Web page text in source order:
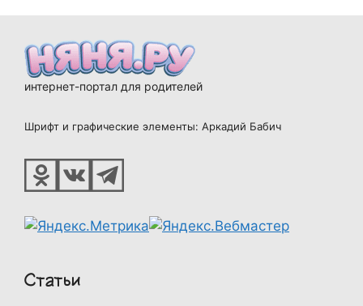
интернет-портал для родителей
Шрифт и графические элементы: Аркадий Бабич
Статьи